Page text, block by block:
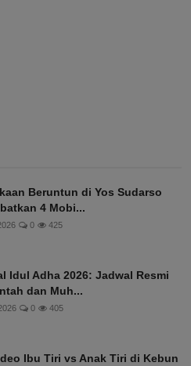
Beruntun di Yos Sudarso
4 Mobi...
0 425
Idul Adha 2026: Jadwal Resmi
dan Muh...
0 405
Ibu Tiri vs Anak Tiri di Kebun